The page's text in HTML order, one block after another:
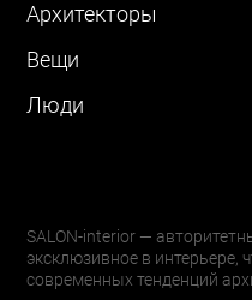
Архитекторы
Вещи
Люди
SALON-interior —
эксклюзивное в интерьере,
современных тенденций